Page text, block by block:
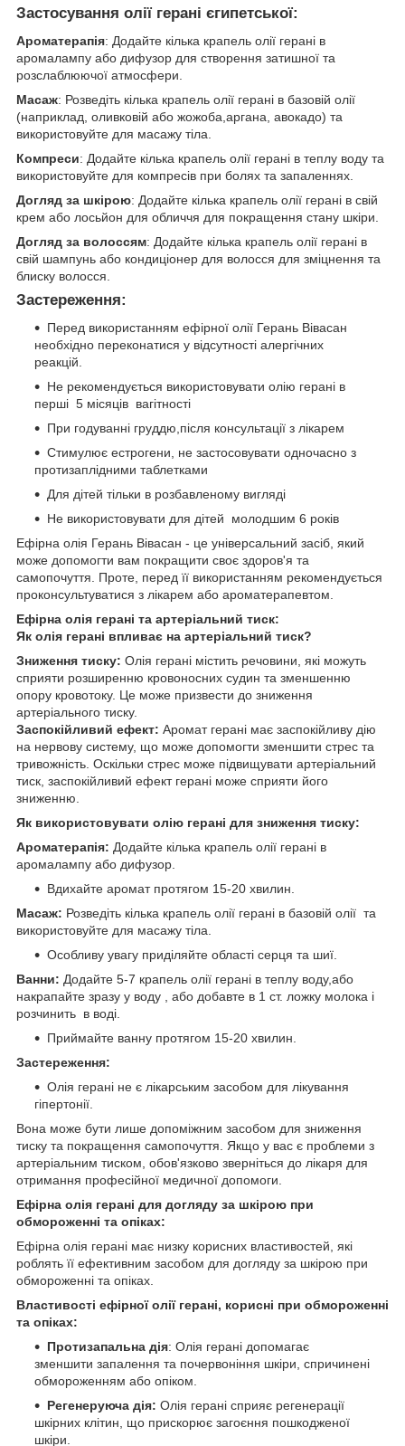
Застосування олії герані єгипетської:
Ароматерапія: Додайте кілька крапель олії герані в
аромалампу або дифузор для створення затишної та
розслаблюючої атмосфери.
Масаж: Розведіть кілька крапель олії герані в базовій олії
(наприклад, оливковій або жожоба,аргана, авокадо) та
використовуйте для масажу тіла.
Компреси: Додайте кілька крапель олії герані в теплу воду та
використовуйте для компресів при болях та запаленнях.
Догляд за шкірою: Додайте кілька крапель олії герані в свій
крем або лосьйон для обличчя для покращення стану шкіри.
Догляд за волоссям: Додайте кілька крапель олії герані в
свій шампунь або кондиціонер для волосся для зміцнення та
блиску волосся.
Застереження:
Перед використанням ефірної олії Герань Вівасан
необхідно переконатися у відсутності алергічних
реакцій.
Не рекомендується використовувати олію герані в
перші 5 місяців вагітності
При годуванні груддю,після консультації з лікарем
Стимулює естрогени, не застосовувати одночасно з
протизаплідними таблетками
Для дітей тільки в розбавленому вигляді
Не використовувати для дітей молодшим 6 років
Ефірна олія Герань Вівасан - це універсальний засіб, який
може допомогти вам покращити своє здоров'я та
самопочуття. Проте, перед її використанням рекомендується
проконсультуватися з лікарем або ароматерапевтом.
Ефірна олія герані та артеріальний тиск:
Як олія герані впливає на артеріальний тиск?
Зниження тиску: Олія герані містить речовини, які можуть
сприяти розширенню кровоносних судин та зменшенню
опору кровотоку. Це може призвести до зниження
артеріального тиску.
Заспокійливий ефект: Аромат герані має заспокійливу дію
на нервову систему, що може допомогти зменшити стрес та
тривожність. Оскільки стрес може підвищувати артеріальний
тиск, заспокійливий ефект герані може сприяти його
зниженню.
Як використовувати олію герані для зниження тиску:
Ароматерапія: Додайте кілька крапель олії герані в
аромалампу або дифузор.
Вдихайте аромат протягом 15-20 хвилин.
Масаж: Розведіть кілька крапель олії герані в базовій олії та
використовуйте для масажу тіла.
Особливу увагу приділяйте області серця та шиї.
Ванни: Додайте 5-7 крапель олії герані в теплу воду,або
накрапайте зразу у воду , або добавте в 1 ст. ложку молока і
розчинить в воді.
Приймайте ванну протягом 15-20 хвилин.
Застереження:
Олія герані не є лікарським засобом для лікування
гіпертонії.
Вона може бути лише допоміжним засобом для зниження
тиску та покращення самопочуття. Якщо у вас є проблеми з
артеріальним тиском, обов'язково зверніться до лікаря для
отримання професійної медичної допомоги.
Ефірна олія герані для догляду за шкірою при
обмороженні та опіках:
Ефірна олія герані має низку корисних властивостей, які
роблять її ефективним засобом для догляду за шкірою при
обмороженні та опіках.
Властивості ефірної олії герані, корисні при обмороженні
та опіках:
Протизапальна дія: Олія герані допомагає
зменшити запалення та почервоніння шкіри, спричинені
обмороженням або опіком.
Регенеруюча дія: Олія герані сприяє регенерації
шкірних клітин, що прискорює загоєння пошкодженої
шкіри.